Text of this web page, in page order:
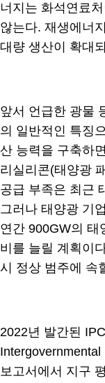
너지는 화석연료
않는다. 재생에너
대량 생산이 확대
앞서 언급한 광물
의 일반적인 특징
산 능력을 구축하
리실리콘(태양광
공급 부족은 최근
그러나 태양광 기
연간 900GW의 태
비를 늘릴 계획이
시 정상 범주에 속
2022년 발간된
보고서에서 지구